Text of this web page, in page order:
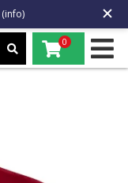
(info)
0